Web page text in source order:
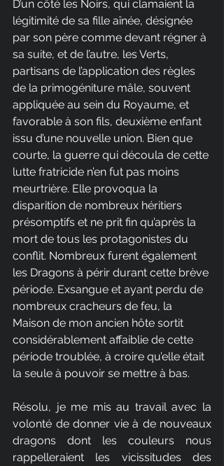
D’un côté les Noirs, qui clamaient la
légitimité de sa fille aînée, désignée
par son père comme devant régner à
sa suite, et de l’autre, les Verts,
partisans de l’application des règles
de la primogéniture mâle, souvent
appliquée au sein du Royaume, et
favorable à son fils, deuxième enfant
issu d’une nouvelle union. Bien que
courte, la guerre qui découla de cette
lutte fratricide n’en fut pas moins
meurtrière. Elle provoqua la
disparition de nombreux héritiers
présomptifs et ne prit fin qu’après la
mort de tous les protagonistes du
conflit. Nombreux furent également
les Dragons à périr durant cette brève
période. Exsangue et ayant perdu de
nombreux cracheurs de feu, la
Maison de mon ancien hôte sortit
considérablement affaiblie de cette
période troublée, à croire qu’elle était
la seule à pouvoir se mettre à bas.
Résolu, je me mis au travail avec la
volonté de donner vie à de nouveaux
dragons dont les couleurs nous
rappelleraient les vicissitudes des